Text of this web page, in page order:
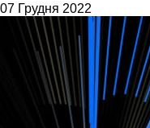
07 Грудня 2022